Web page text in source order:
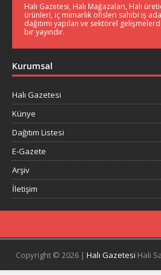
Halı Gazetesi, Halı Mağazaları, Halı
ürünleri, iç mimarlık ofisleri sahibi iş
dağıtımı yapılan ve sektörel
bir yayındır.
Kurumsal
Halı Gazetesi
Künye
Dağıtım Listesi
E-Gazete
Arşiv
İletişim
Copyright © 2026 | Halı Gazetesi Halı